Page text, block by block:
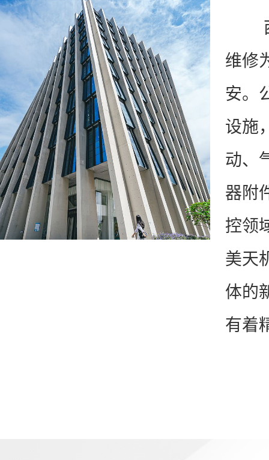
西
维修
安。
设施
动、
器附
控领
美天
体的
有着